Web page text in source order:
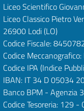
Liceo Scientifico
Liceo Classico Pietro
26900 Lodi(LO)
Codice Fiscale:
Codice
Codice IPA (Indice
IBAN: IT 34 D 05034
Banco BPM - Agenzia
Codice Tesoreria: 129 -